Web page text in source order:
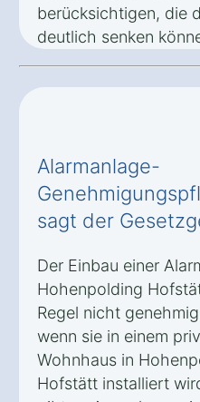
berücksichtigen, die
deutlich senken
Alarmanlage-
sagt der
Der Einbau einer
Hohenpolding
Regel nicht
wenn sie in einem
Wohnhaus in
Hofstätt installiert